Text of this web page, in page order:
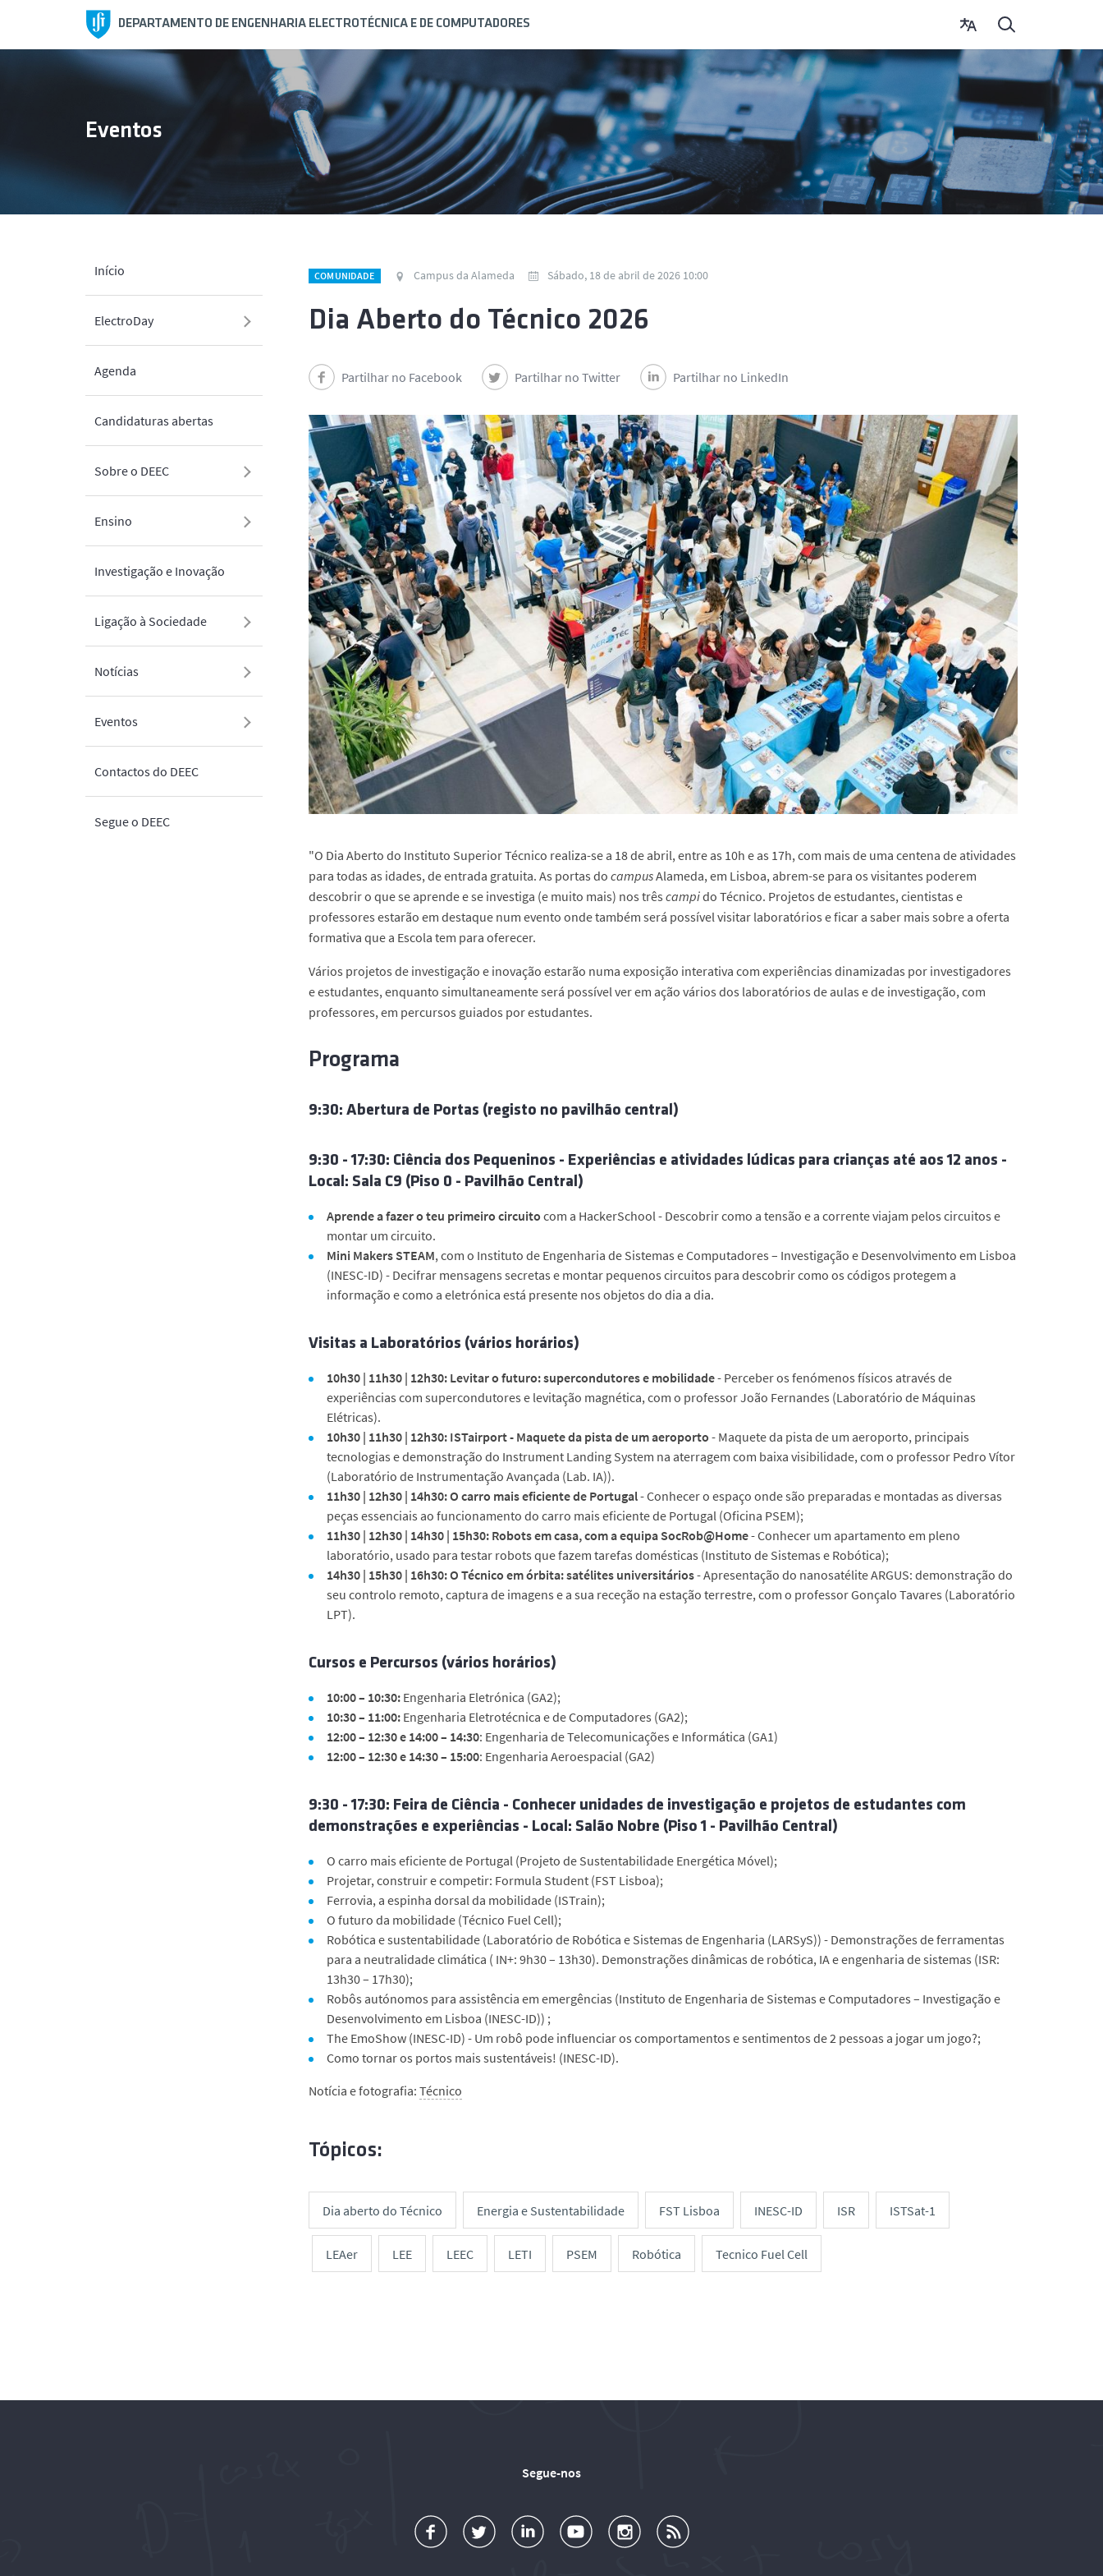
DEPARTAMENTO DE ENGENHARIA ELECTROTÉCNICA E DE COMPUTADORES
Início
ElectroDay
Agenda
Candidaturas abertas
Sobre o DEEC
Ensino
Investigação e Inovação
Ligação à Sociedade
Notícias
Eventos
Contactos do DEEC
Segue o DEEC
Eventos
COMUNIDADE Campus da Alameda Sábado, 18 de abril de 2026 10:00
Dia Aberto do Técnico 2026
Partilhar no Facebook Partilhar no Twitter Partilhar no LinkedIn
"O Dia Aberto do Instituto Superior Técnico realiza-se a 18 de abril, entre as 10h e as 17h, com mais de uma centena de atividades
para todas as idades, de entrada gratuita. As portas do campusAlameda, em Lisboa, abrem-se para os visitantes poderem
descobrir o que se aprende e se investiga (e muito mais) nos três campido Técnico. Projetos de estudantes, cientistas e
professores estarão em destaque num evento onde também será possível visitar laboratórios e ficar a saber mais sobre a oferta
formativa que a Escola tem para oferecer.
Vários projetos de investigação e inovação estarão numa exposição interativa com experiências dinamizadas por investigadores
e estudantes, enquanto simultaneamente será possível ver em ação vários dos laboratórios de aulas e de investigação, com
professores, em percursos guiados por estudantes.
Programa
9:30: Abertura de Portas (registo no pavilhão central)
9:30 - 17:30: Ciência dos Pequeninos - Experiências e atividades lúdicas para crianças até aos 12 anos -
Local: Sala C9 (Piso 0 - Pavilhão Central)
Aprende a fazer o teu primeiro circuito com a HackerSchool - Descobrir como a tensão e a corrente viajam pelos circuitos e
montar um circuito.
Mini Makers STEAM, com o Instituto de Engenharia de Sistemas e Computadores – Investigação e Desenvolvimento em Lisboa
(INESC-ID) - Decifrar mensagens secretas e montar pequenos circuitos para descobrir como os códigos protegem a
informação e como a eletrónica está presente nos objetos do dia a dia.
Visitas a Laboratórios (vários horários)
10h30 | 11h30 | 12h30: Levitar o futuro: supercondutores e mobilidade- Perceber os fenómenos físicos através de
experiências com supercondutores e levitação magnética, com o professor João Fernandes (Laboratório de Máquinas
Elétricas).
10h30 | 11h30 | 12h30: ISTairport - Maquete da pista de um aeroporto - Maquete da pista de um aeroporto, principais
tecnologias e demonstração do Instrument Landing System na aterragem com baixa visibilidade, com o professor Pedro Vítor
(Laboratório de Instrumentação Avançada (Lab. IA)).
11h30 | 12h30 | 14h30: O carro mais eficiente de Portugal- Conhecer o espaço onde são preparadas e montadas as diversas
peças essenciais ao funcionamento do carro mais eficiente de Portugal (Oficina PSEM);
11h30 | 12h30 | 14h30 | 15h30: Robots em casa, com a equipa SocRob@Home- Conhecer um apartamento em pleno
laboratório, usado para testar robots que fazem tarefas domésticas (Instituto de Sistemas e Robótica);
14h30 | 15h30 | 16h30: O Técnico em órbita: satélites universitários- Apresentação do nanosatélite ARGUS: demonstração do
seu controlo remoto, captura de imagens e a sua receção na estação terrestre, com o professor Gonçalo Tavares (Laboratório
LPT).
Cursos e Percursos (vários horários)
10:00 – 10:30: Engenharia Eletrónica (GA2);
10:30 – 11:00: Engenharia Eletrotécnica e de Computadores (GA2);
12:00 – 12:30 e 14:00 – 14:30: Engenharia de Telecomunicações e Informática (GA1)
12:00 – 12:30 e 14:30 – 15:00: Engenharia Aeroespacial (GA2)
9:30 - 17:30: Feira de Ciência - Conhecer unidades de investigação e projetos de estudantes com
demonstrações e experiências - Local: Salão Nobre (Piso 1 - Pavilhão Central)
O carro mais eficiente de Portugal (Projeto de Sustentabilidade Energética Móvel);
Projetar, construir e competir: Formula Student (FST Lisboa);
Ferrovia, a espinha dorsal da mobilidade (ISTrain);
O futuro da mobilidade (Técnico Fuel Cell);
Robótica e sustentabilidade (Laboratório de Robótica e Sistemas de Engenharia (LARSyS)) - Demonstrações de ferramentas
para a neutralidade climática ( IN+: 9h30 – 13h30). Demonstrações dinâmicas de robótica, IA e engenharia de sistemas (ISR:
13h30 – 17h30);
Robôs autónomos para assistência em emergências (Instituto de Engenharia de Sistemas e Computadores – Investigação e
Desenvolvimento em Lisboa (INESC-ID)) ;
The EmoShow (INESC-ID) - Um robô pode influenciar os comportamentos e sentimentos de 2 pessoas a jogar um jogo?;
Como tornar os portos mais sustentáveis! (INESC-ID).
Notícia e fotografia: Técnico
Tópicos:
Dia aberto do Técnico Energia e Sustentabilidade FST Lisboa INESC-ID ISR ISTSat-1
LEAer LEE LEEC LETI PSEM Robótica Tecnico Fuel Cell
Segue-nos
a
o
d
o
o
u